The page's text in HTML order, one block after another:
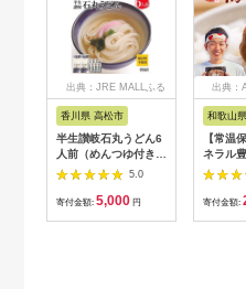
出典：JRE MALLふる
香川県 高松市
半生讃岐石丸うどん6
人前（めんつゆ付き）
麺300g×2袋
5.0
寄付金額: 5,000 円
出典：
和歌山
【常温
ネラル
けで漬
し2kg
南高梅
寄付金額: